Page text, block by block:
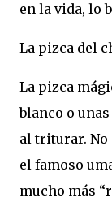
en la vida, lo
La pizca del
La pizca
blanco o
al triturar. No
el famoso
mucho más